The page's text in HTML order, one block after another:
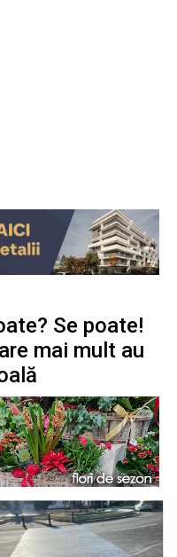
Se poate!
mai mult au